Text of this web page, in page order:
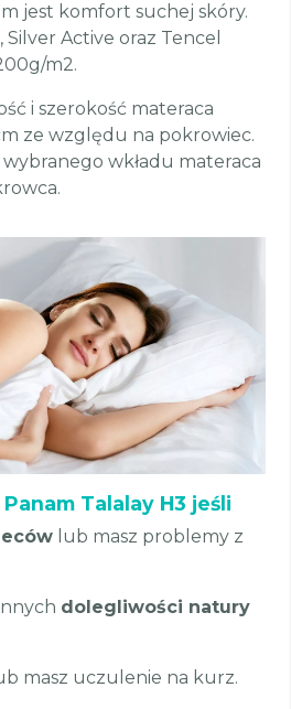
jest komfort suchej skóry.
Active oraz Tencel
m2.
i szerokość materaca
ze względu na pokrowiec.
wybranego wkładu materaca
Talalay H3 jeśli
lub masz problemy z
dolegliwości natury
masz uczulenie na kurz.